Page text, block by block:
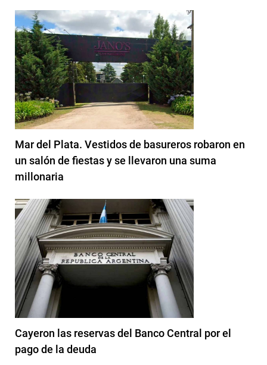
Mar del Plata. Vestidos de basureros robaron en
un salón de fiestas y se llevaron una suma
millonaria
Cayeron las reservas del Banco Central por el
pago de la deuda